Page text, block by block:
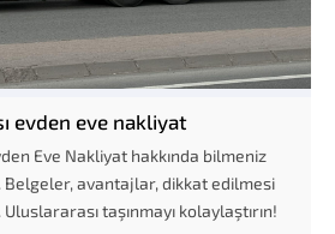
evden eve nakliyat
Eve Nakliyat hakkında bilmeniz
avantajlar, dikkat edilmesi
taşınmayı kolaylaştırın!